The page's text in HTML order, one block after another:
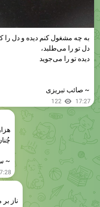
به چه مشغول کنم دیده و دل را
دل تو را می‌طلبد،
دیده تو را می‌جوید
~ صائب تبریزی
122 17:27
~
ناز